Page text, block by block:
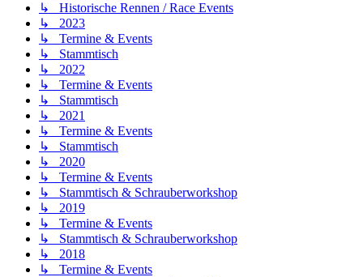
↳ Historische Rennen / Race Events
↳ 2023
↳ Termine & Events
↳ Stammtisch
↳ 2022
↳ Termine & Events
↳ Stammtisch
↳ 2021
↳ Termine & Events
↳ Stammtisch
↳ 2020
↳ Termine & Events
↳ Stammtisch & Schrauberworkshop
↳ 2019
↳ Termine & Events
↳ Stammtisch & Schrauberworkshop
↳ 2018
↳ Termine & Events